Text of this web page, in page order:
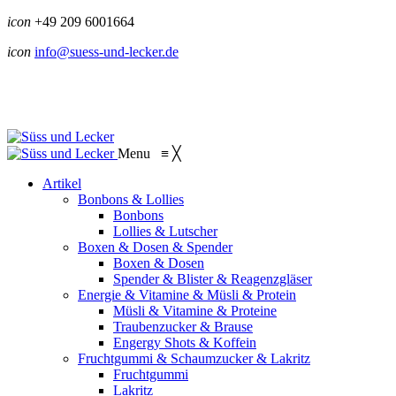
icon +49 209 6001664
icon info@suess-und-lecker.de
Menu ≡ ╳
Artikel
Bonbons & Lollies
Bonbons
Lollies & Lutscher
Boxen & Dosen & Spender
Boxen & Dosen
Spender & Blister & Reagenzgläser
Energie & Vitamine & Müsli & Protein
Müsli & Vitamine & Proteine
Traubenzucker & Brause
Engergy Shots & Koffein
Fruchtgummi & Schaumzucker & Lakritz
Fruchtgummi
Lakritz